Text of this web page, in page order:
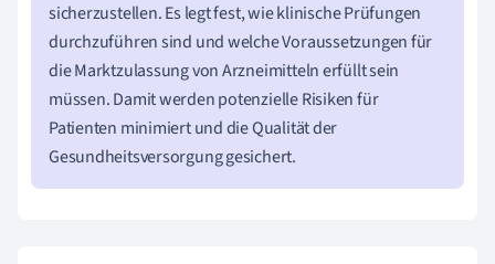
sicherzustellen. Es legt fest, wie klinische Prüfungen
durchzuführen sind und welche Voraussetzungen für
die Marktzulassung von Arzneimitteln erfüllt sein
müssen. Damit werden potenzielle Risiken für
Patienten minimiert und die Qualität der
Gesundheitsversorgung gesichert.